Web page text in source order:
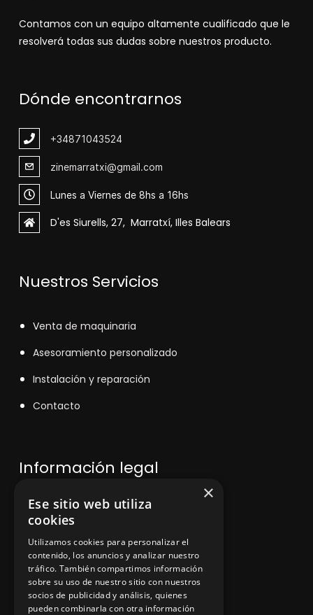
Contamos con un equipo altamente cualificado que le
resolverá todas sus dudas sobre nuestros producto.
Dónde encontrarnos
+34871043524
zinemarratxi@gmail.com
Lunes a Viernes de 8hs a 16hs
D'es Siurells, 27, Marratxí, Illes Balears
Nuestros Servicios
Venta de maquinaria
Asesoramiento personalizado
Instalación y reparación
Contacto
Información legal
Política de privacidad
Aviso legal
App Zine Hostelería
×
Ese sitio web utiliza
cookies
Utilizamos cookies para personalizar el
contenido, los anuncios y analizar nuestro
tráfico. También compartimos información
sobre su uso de nuestro sitio con nuestros
socios de publicidad y análisis, quienes
pueden combinarla con otra información